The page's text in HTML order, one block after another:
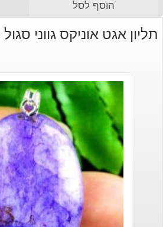
הוסף לסל
תליון אגט אוניקס גווני